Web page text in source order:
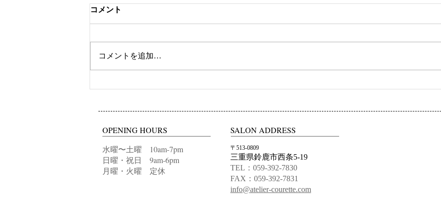
ツートンカラー
初ネイル カフ
コメント
コメントを追加…
SALON ADDRESS
OPENING HOURS
水曜〜土曜 10am-7pm
日曜・祝日 9am-6pm
月曜・火曜 定休
〒513-0809
三重県鈴鹿市西条5-19
TEL：059-392-7830
FAX：059-392-7831
info@atelier-courette.com